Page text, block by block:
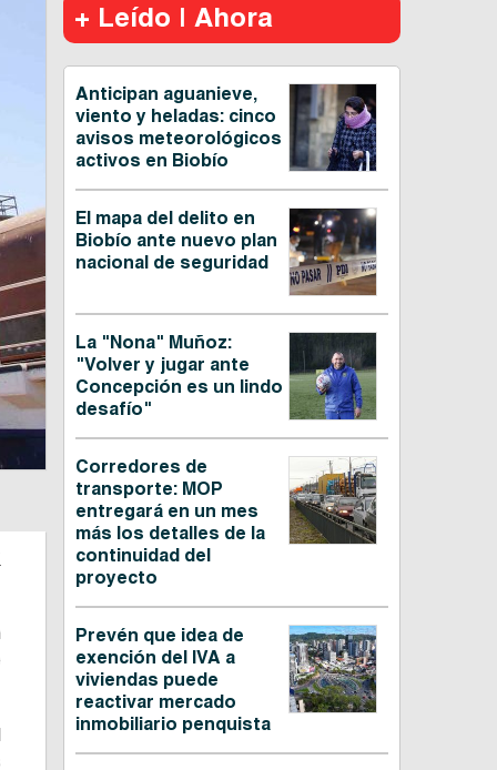
+ Leído | Ahora
Anticipan aguanieve,
viento y heladas: cinco
avisos meteorológicos
activos en Biobío
El mapa del delito en
Biobío ante nuevo plan
nacional de seguridad
La "Nona" Muñoz:
"Volver y jugar ante
Concepción es un lindo
desafío"
Corredores de
transporte: MOP
entregará en un mes
más los detalles de la
continuidad del
proyecto
Prevén que idea de
exención del IVA a
viviendas puede
reactivar mercado
inmobiliario penquista